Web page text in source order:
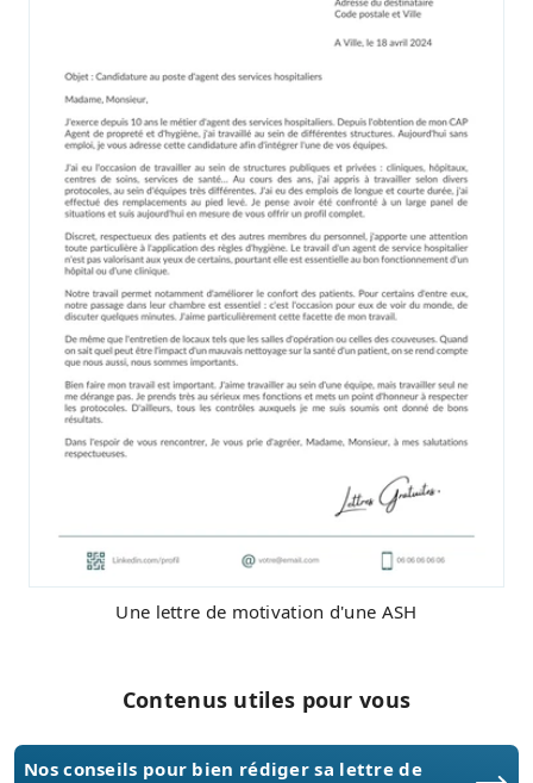
Une lettre de motivation d'une ASH
Contenus utiles pour vous
Nos conseils pour bien rédiger sa lettre de